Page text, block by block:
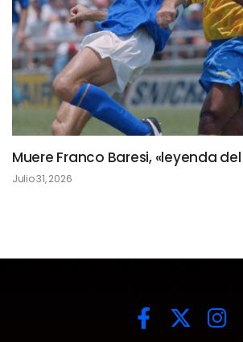
Muere Franco Baresi, «leyenda
Julio 31, 2026